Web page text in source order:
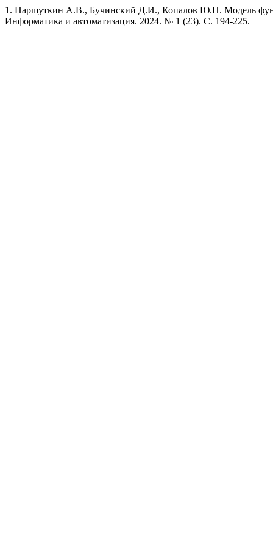
1. Паршуткин А.В., Бучинский Д.И., Копалов Ю.Н. Модель
Информатика и автоматизация. 2024. № 1 (23). C. 194-225.